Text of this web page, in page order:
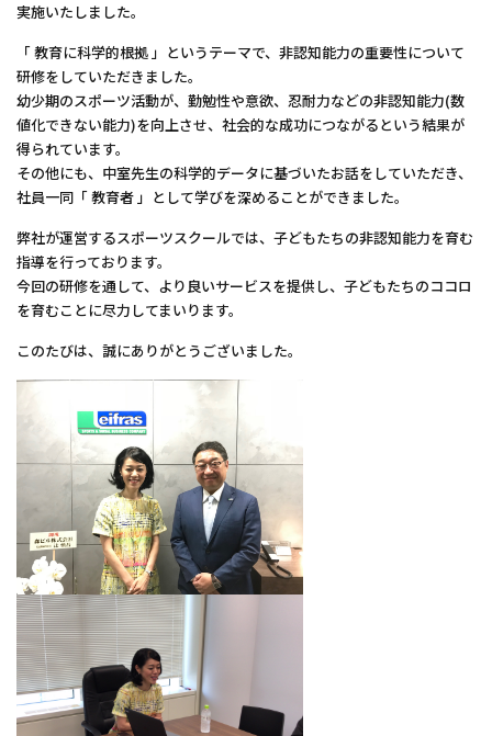
実施いたしました。
「 教育に科学的根拠 」というテーマで、非認知能力の重要性について
研修をしていただきました。
幼少期のスポーツ活動が、勤勉性や意欲、忍耐力などの非認知能力(数
値化できない能力)を向上させ、社会的な成功につながるという結果が
得られています。
その他にも、中室先生の科学的データに基づいたお話をしていただき、
社員一同「 教育者 」として学びを深めることができました。
弊社が運営するスポーツスクールでは、子どもたちの非認知能力を育む
指導を行っております。
今回の研修を通して、より良いサービスを提供し、子どもたちのココロ
を育むことに尽力してまいります。
このたびは、誠にありがとうございました。